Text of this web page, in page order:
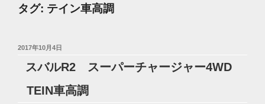
タグ: テイン車高調
投
2017年10月4日
スバルR2 スーパーチャージャー4WD
TEIN車高調